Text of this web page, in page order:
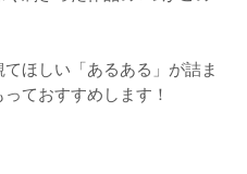
ほしい「あるある」が詰ま
ておすすめします！